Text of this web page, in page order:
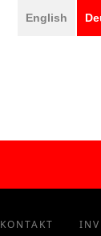
English
KONTAKT